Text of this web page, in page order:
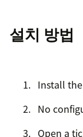
설치 방법
Install
No
Open a